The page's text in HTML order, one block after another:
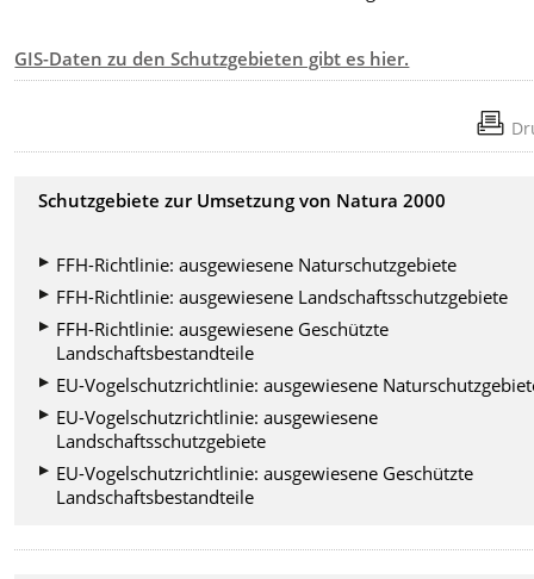
GIS-Daten zu den Schutzgebieten gibt es hier.
Schutzgebiete zur Umsetzung von Natura 2000
FFH-Richtlinie: ausgewiesene Naturschutzgebiete
FFH-Richtlinie: ausgewiesene Landschaftsschutzgebiete
FFH-Richtlinie: ausgewiesene Geschützte
Landschaftsbestandteile
EU-Vogelschutzrichtlinie: ausgewiesene
EU-Vogelschutzrichtlinie: ausgewiesene
Landschaftsschutzgebiete
EU-Vogelschutzrichtlinie: ausgewiesene Geschützte
Landschaftsbestandteile